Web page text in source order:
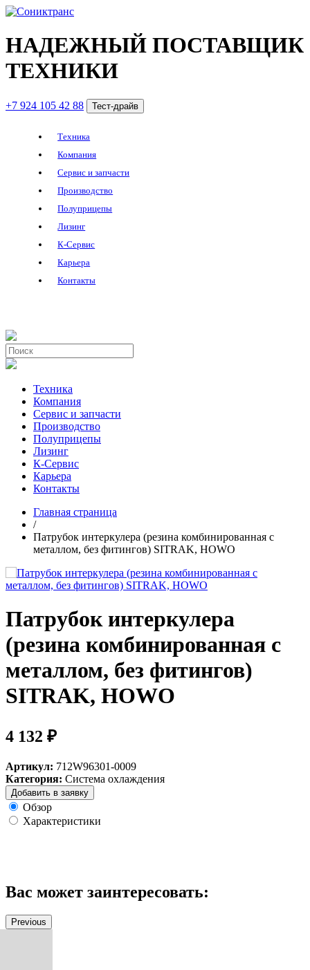
НАДЕЖНЫЙ ПОСТАВЩИК
ТЕХНИКИ
+7 924 105 42 88 Тест-драйв
Техника
Компания
Сервис и запчасти
Производство
Полуприцепы
Лизинг
К-Сервис
Карьера
Контакты
Техника
Компания
Сервис и запчасти
Производство
Полуприцепы
Лизинг
К-Сервис
Карьера
Контакты
Главная страница
/
Патрубок интеркулера (резина комбинированная с
металлом, без фитингов) SITRAK, HOWO
Патрубок интеркулера
(резина комбинированная с
металлом, без фитингов)
SITRAK, HOWO
4 132 ₽
Артикул: 712W96301-0009
Категория: Система охлаждения
Добавить в заявку
Обзор
Характеристики
Вас может заинтересовать:
Previous